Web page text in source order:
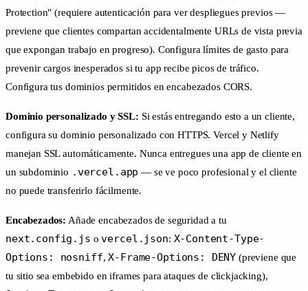
Protection" (requiere autenticación para ver despliegues previos —
previene que clientes compartan accidentalmente URLs de vista previa
que expongan trabajo en progreso). Configura límites de gasto para
prevenir cargos inesperados si tu app recibe picos de tráfico.
Configura tus dominios permitidos en encabezados CORS.
Dominio personalizado y SSL: Si estás entregando esto a un cliente,
configura su dominio personalizado con HTTPS. Vercel y Netlify
manejan SSL automáticamente. Nunca entregues una app de cliente en
un subdominio .vercel.app — se ve poco profesional y el cliente
no puede transferirlo fácilmente.
Encabezados: Añade encabezados de seguridad a tu
next.config.js overcel.json: X-Content-Type-
Options: nosniff,X-Frame-Options: DENY (previene que
tu sitio sea embebido en iframes para ataques de clickjacking),